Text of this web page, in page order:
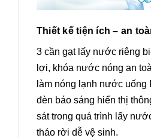
Thiết kế tiện ích – an
3 cần gạt lấy nước riêng
lợi, khóa nước nóng an
làm nóng lạnh nước uống
đèn báo sáng hiển thị
sát trong quá trình lấy
tháo rời dễ vệ sinh.